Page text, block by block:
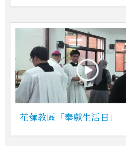
花蓮教區「奉獻生活日」